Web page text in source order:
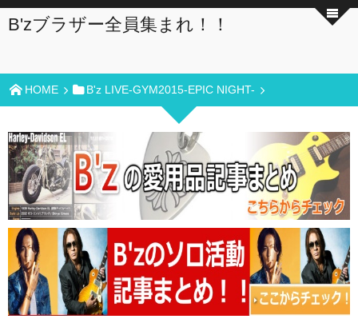
B'zブラザー全員集まれ！！
HOME B'z LIVE-GYM2015-EPIC NIGHT-